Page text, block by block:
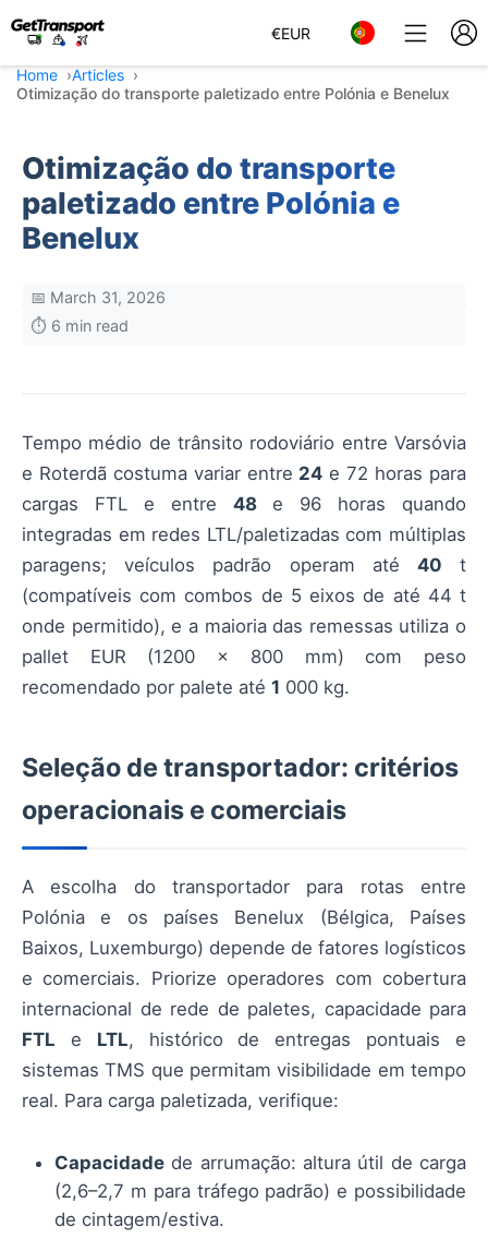
€EUR
Home
Articles
Otimização do transporte paletizado entre Polónia e Benelux
Otimização do transporte
paletizado entre Polónia e
Benelux
📅 March 31, 2026
⏱️ 6 min read
Tempo médio de trânsito rodoviário entre Varsóvia
e Roterdã costuma variar entre 24 e 72 horas para
cargas FTL e entre 48e 96 horas quando
integradas em redes LTL/paletizadas com múltiplas
paragens; veículos padrão operam até 40 t
(compatíveis com combos de 5 eixos de até 44 t
onde permitido), e a maioria das remessas utiliza o
pallet EUR (1200 × 800 mm) com peso
recomendado por palete até 1 000 kg.
Seleção de transportador: critérios
operacionais e comerciais
A escolha do transportador para rotas entre
Polónia e os países Benelux (Bélgica, Países
Baixos, Luxemburgo) depende de fatores logísticos
e comerciais. Priorize operadores com cobertura
internacional de rede de paletes, capacidade para
FTL e LTL, histórico de entregas pontuais e
sistemas TMS que permitam visibilidade em tempo
real. Para carga paletizada, verifique:
Capacidade de arrumação: altura útil de carga
(2,6–2,7 m para tráfego padrão) e possibilidade
de cintagem/estiva.